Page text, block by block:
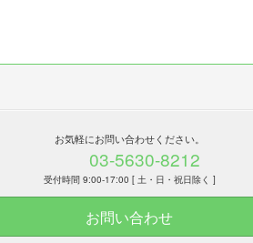
お気軽にお問い合わせください。
03-5630-8212
受付時間 9:00-17:00 [ 土・日・祝日除く ]
お問い合わせ